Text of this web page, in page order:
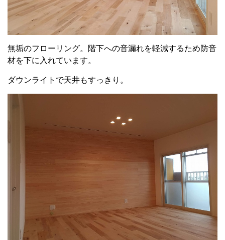
無垢のフローリング。階下への音漏れを軽減するため防音
材を下に入れています。
ダウンライトで天井もすっきり。